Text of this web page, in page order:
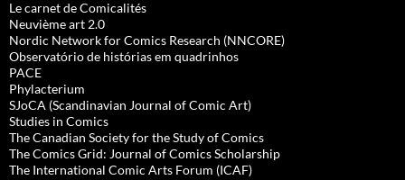
Le carnet de Comicalités
Neuvième art 2.0
Nordic Network for Comics Research (NNCORE)
Observatório de histórias em quadrinhos
PACE
Phylacterium
SJoCA (Scandinavian Journal of Comic Art)
Studies in Comics
The Canadian Society for the Study of Comics
The Comics Grid: Journal of Comics Scholarship
The International Comic Arts Forum (ICAF)